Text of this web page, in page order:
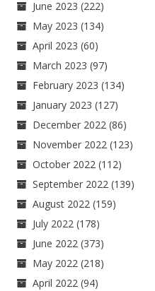
June 2023 (222)
May 2023 (134)
April 2023 (60)
March 2023 (97)
February 2023 (134)
January 2023 (127)
December 2022 (86)
November 2022 (123)
October 2022 (112)
September 2022 (139)
August 2022 (159)
July 2022 (178)
June 2022 (373)
May 2022 (218)
April 2022 (94)